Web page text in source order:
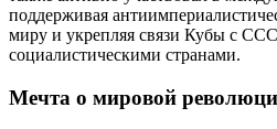
поддерживая
миру и укрепляя связи Кубы с
социалистическими странами.
Мечта о мировой